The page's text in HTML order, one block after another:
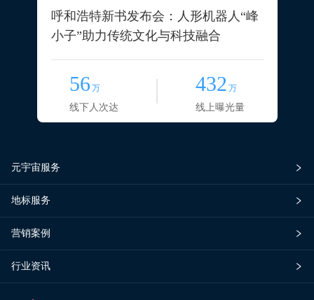
呼和浩特新书发布会：人形机器人“峰
小子”助力传统文化与科技融合
56 万
线下人次达
432 万
线上曝光量
元宇宙服务
地标服务
营销案例
行业资讯